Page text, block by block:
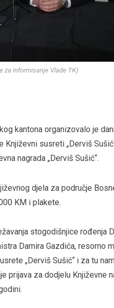
za informisanje Vlade TK)
kantona organizovalo je
susreti „Derviš
nagrada „Derviš Sušić“.
djela za područje
KM i plakete.
stogodišnjice rođenja
Damira Gazdića, resorno
„Derviš Sušić“ i za tu
za dodjelu Književne